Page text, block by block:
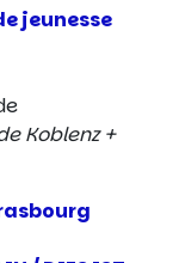
jeunesse
Koblenz +